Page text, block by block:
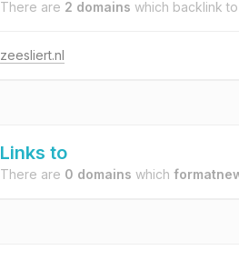
There are 2 domains which backlink
zeesliert.nl
Links to
There are 0 domains which